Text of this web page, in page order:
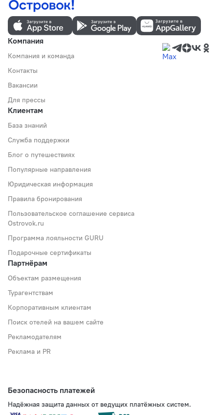
Компания
Компания и команда
Контакты
Вакансии
Для прессы
Клиентам
База знаний
Служба поддержки
Блог о путешествиях
Популярные направления
Юридическая информация
Правила бронирования
Пользовательское соглашение сервиса
Ostrovok.ru
Программа лояльности GURU
Подарочные сертификаты
Партнёрам
Объектам размещения
Турагентствам
Корпоративным клиентам
Поиск отелей на вашем сайте
Рекламодателям
Реклама и PR
Безопасность платежей
Надёжная защита данных от ведущих платёжных систем.